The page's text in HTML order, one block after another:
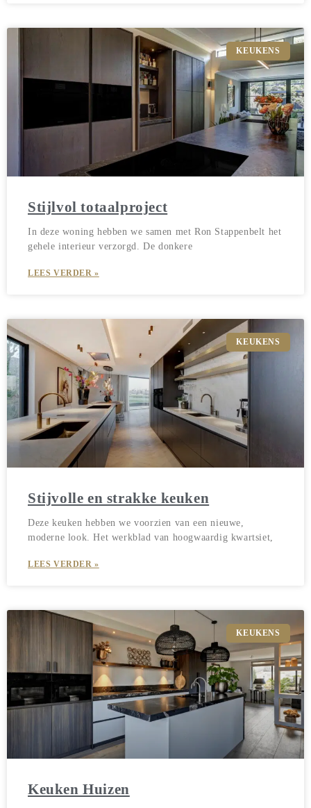
KEUKENS
Stijlvol totaalproject
In deze woning hebben we samen met Ron Stappenbelt het
gehele interieur verzorgd. De donkere
LEES VERDER »
KEUKENS
Stijvolle en strakke keuken
Deze keuken hebben we voorzien van een nieuwe,
moderne look. Het werkblad van hoogwaardig kwartsiet,
LEES VERDER »
KEUKENS
Keuken Huizen